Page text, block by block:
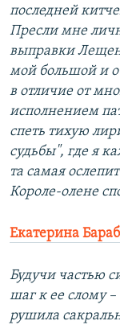
последней
Пресли мне
выправки
мой большой и
в отличие от
исполнением
спеть тихую
судьбы", где я
та самая
Короле-олене
Екатерина
Будучи частью
шаг к ее слому
рушила